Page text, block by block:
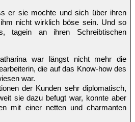
er sie mochte und sich über ihren
nicht wirklich böse sein. Und so
tagein an ihren Schreibtischen
war längst nicht mehr die
die auf das Know-how des
war.
der Kunden sehr diplomatisch,
sie dazu befugt war, konnte aber
mit einer netten und charmanten